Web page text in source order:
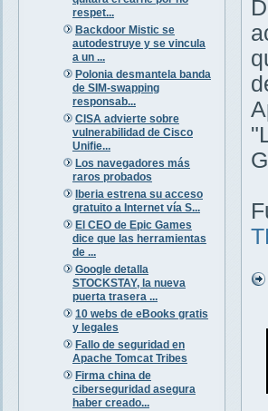
respet...
Backdoor Mistic se
autodestruye y se vincula
a un ...
Polonia desmantela banda
de SIM-swapping
responsab...
CISA advierte sobre
vulnerabilidad de Cisco
Unifie...
Los navegadores más
raros probados
Iberia estrena su acceso
gratuito a Internet vía S...
El CEO de Epic Games
dice que las herramientas
de ...
Google detalla
STOCKSTAY, la nueva
puerta trasera ...
10 webs de eBooks gratis
y legales
Fallo de seguridad en
Apache Tomcat Tribes
Firma china de
ciberseguridad asegura
haber creado...